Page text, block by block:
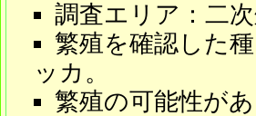
調査エリア：二
繁殖を確認した
ッカ。
繁殖の可能性が